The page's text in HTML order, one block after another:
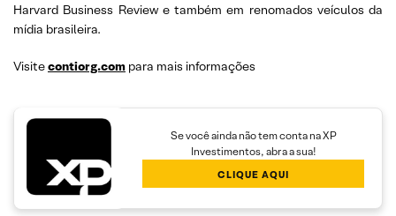
Harvard Business Review e também em renomados veículos da
mídia brasileira.
Visitecontiorg.com para mais informações
Se você ainda não tem conta na XP
Investimentos, abra a sua!
CLIQUE AQUI